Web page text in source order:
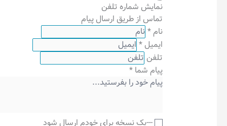
نمایش شماره تلفن
تماس از طریق ارسال پیام
نام*
ایمیل *
تلفن
پیام شما *
---یک نسخه برای خودم ارسال شود